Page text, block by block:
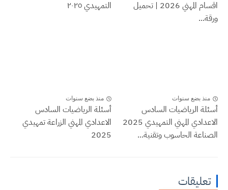
اقسام المهني 2026 | تحميل
التمهيدي ٢٠٢٥
بضع سنوات
الرياضيات السادس
الاعدادي المهني التمهيدي 2025
الحاسوب وتقنية...
منذ بضع سنوات
أسئلة الرياضيات السادس
الاعدادي المهني الزراعة تمهيدي